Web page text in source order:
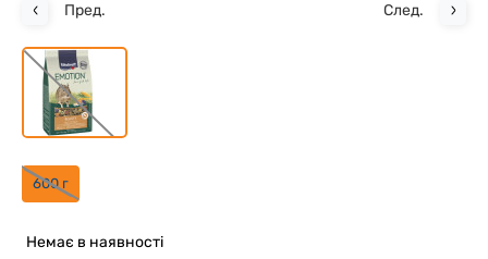
Пред. След.
600 г
Немає в наявності